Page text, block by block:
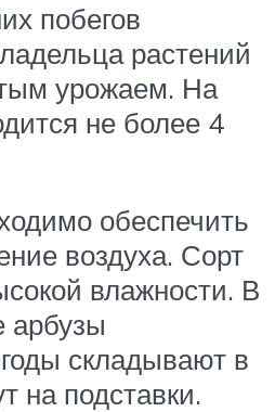
побегов
растений
урожаем. На
не более 4
обеспечить
воздуха. Сорт
влажности. В
арбузы
складывают в
на подставки.